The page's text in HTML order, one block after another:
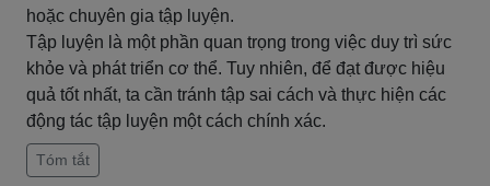
hoặc chuyên gia tập luyện.
Tập luyện là một phần quan trọng trong việc duy trì sức
khỏe và phát triển cơ thể. Tuy nhiên, để đạt được hiệu
quả tốt nhất, ta cần tránh tập sai cách và thực hiện các
động tác tập luyện một cách chính xác.
Tóm tắt